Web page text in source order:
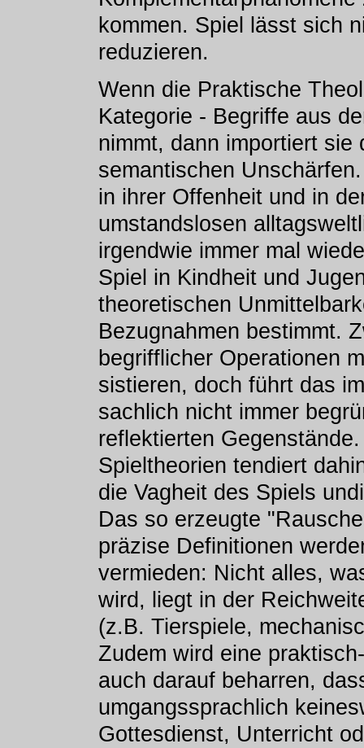
kommen. Spiel lässt sich
reduzieren.
Wenn die Praktische
Kategorie - Begriffe aus
nimmt, dann importiert sie
semantischen
in ihrer Offenheit und in
umstandslosen
irgendwie immer mal
Spiel in Kindheit und
theoretischen
Bezugnahmen bestimmt.
begrifflicher Operationen
sistieren, doch führt das
sachlich nicht immer
reflektierten
Spieltheorien tendiert
die Vagheit des Spiels
Das so erzeugte
präzise Definitionen
vermieden: Nicht alles,
wird, liegt in der
(z.B. Tierspiele,
Zudem wird eine
auch darauf beharren,
umgangssprachlich
Gottesdienst, Unterricht